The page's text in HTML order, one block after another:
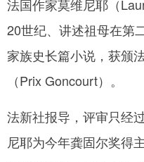
网
法国作家莫维尼耶（
20世纪、讲述祖母在第
家族史长篇小说，获颁
（Prix Goncourt）。
法新社报导，评审只经
尼耶为今年龚固尔奖得